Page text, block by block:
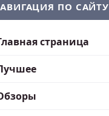
ПО САЙТУ
страница